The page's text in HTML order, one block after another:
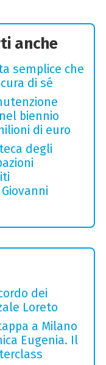
anche
semplice che
di sé
biennio
di euro
degli
dei
Loreto
a Milano
Eugenia. Il